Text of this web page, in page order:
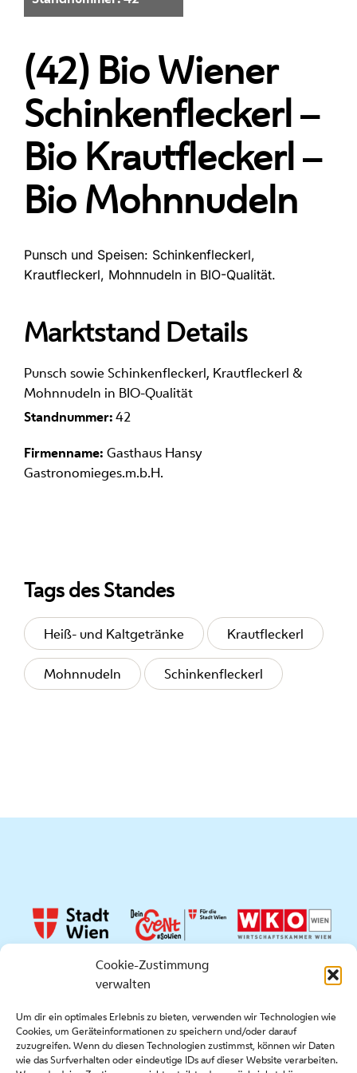
Cookie-Zustimmung
verwalten
Um dir ein optimales Erlebnis zu bieten, verwenden wir Technologien wie
Cookies, um Geräteinformationen zu speichern und/oder darauf
zuzugreifen. Wenn du diesen Technologien zustimmst, können wir Daten
wie das Surfverhalten oder eindeutige IDs auf dieser Website verarbeiten.
(42) Bio Wiener
Schinkenfleckerl –
Bio Krautfleckerl –
Bio Mohnnudeln
Punsch und Speisen: Schinkenfleckerl,
Krautfleckerl, Mohnnudeln in BIO-Qualität.
Marktstand Details
Punsch sowie Schinkenfleckerl, Krautfleckerl &
Mohnnudeln in BIO-Qualität
Standnummer:42
Firmenname: Gasthaus Hansy
Gastronomieges.m.b.H.
Tags des Standes
Heiß- und Kaltgetränke Krautfleckerl
Mohnnudeln Schinkenfleckerl
Presse
Kontakt